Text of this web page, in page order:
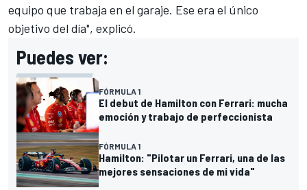
equipo que trabaja en el garaje. Ese era el único
objetivo del día", explicó.
Puedes ver:
FÓRMULA 1
El debut de Hamilton con Ferrari: mucha
emoción y trabajo de perfeccionista
FÓRMULA 1
Hamilton: "Pilotar un Ferrari, una de las
mejores sensaciones de mi vida"